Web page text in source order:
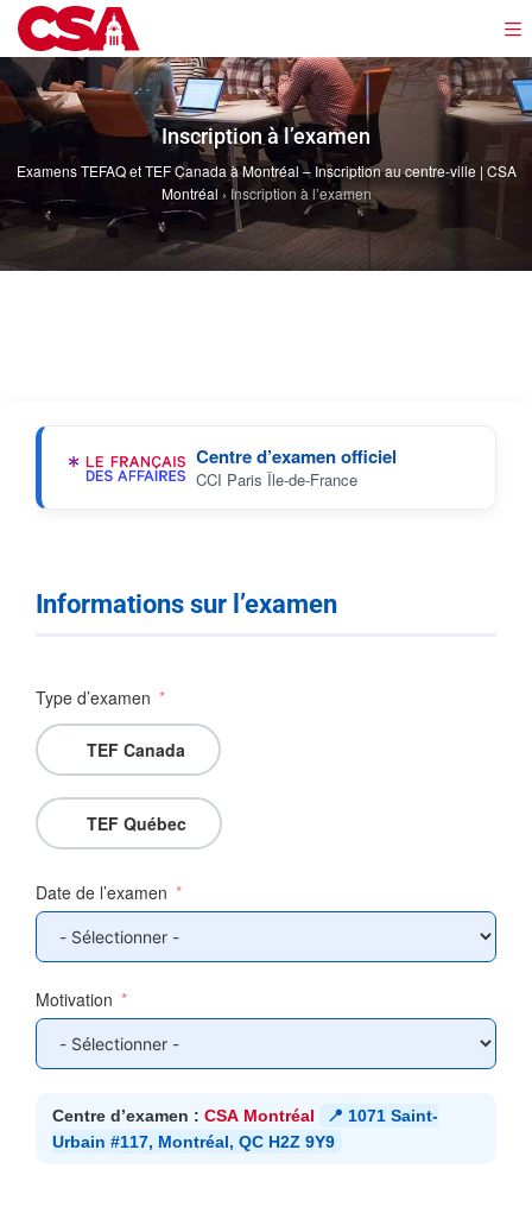
Inscription à l’examen
Examens TEFAQ et TEF Canada à Montréal – Inscription au centre-ville | CSA
Montréal › Inscription à l’examen
Centre d’examen officiel
CCI Paris Île-de-France
Informations sur l’examen
Type d’examen
TEF Canada
TEF Québec
Date de l’examen
Motivation
Centre d’examen : CSA Montréal
📍 1071 Saint-
Urbain #117, Montréal, QC H2Z 9Y9